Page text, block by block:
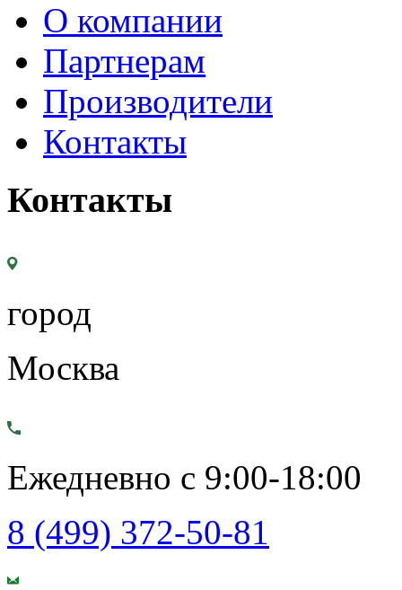
О компании
Партнерам
Производители
Контакты
Контакты
город
Москва
Ежедневно с 9:00-18:00
8 (499) 372-50-81